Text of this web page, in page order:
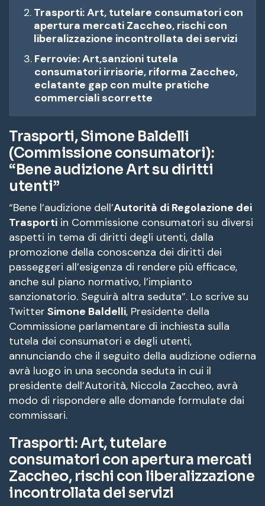
Trasporti: Art, tutelare consumatori con
apertura mercati Zaccheo, rischi con
liberalizzazione incontrollata dei servizi
Ferrovie: Art,sanzioni tutela
consumatori irrisorie, riforma Zaccheo,
eclatante gap con multe pratiche
commerciali scorrette
Trasporti, Simone Baldelli
(Commissione consumatori):
“Bene audizione Art su diritti
utenti”
“Bene l’audizione dell’Autorità di Regolazione dei
Trasporti in Commissione consumatori su diversi
aspetti in tema di diritti degli utenti, dalla
promozione della conoscenza dei diritti dei
passeggeri all’esigenza di rendere più efficace,
anche sul piano normativo, l’impianto
sanzionatorio. Seguirà altra seduta”. Lo scrive su
Twitter Simone Baldelli, Presidente della
Commissione parlamentare di inchiesta sulla
tutela dei consumatori e degli utenti,
annunciando che il seguito della audizione odierna
avrà luogo in una seconda seduta in cui il
presidente dell’Autorità, Niccola Zaccheo, avrà
modo di rispondere alle domande formulate dai
commissari.
Trasporti: Art, tutelare
consumatori con apertura mercati
Zaccheo, rischi con liberalizzazione
incontrollata dei servizi